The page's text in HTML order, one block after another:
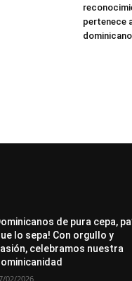
pertenece
dominicano
de pura cepa,
lo sepa! Con orgullo y
celebramos nuestra
02/2026